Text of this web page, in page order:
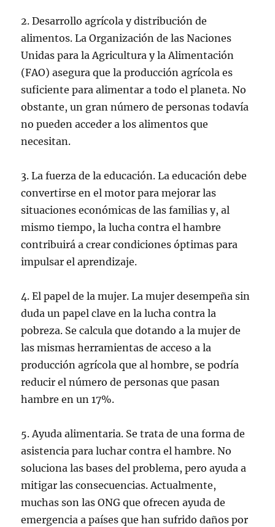
2. Desarrollo agrícola y distribución de
alimentos. La Organización de las Naciones
Unidas para la Agricultura y la Alimentación
(FAO) asegura que la producción agrícola es
suficiente para alimentar a todo el planeta. No
obstante, un gran número de personas todavía
no pueden acceder a los alimentos que
necesitan.
3. La fuerza de la educación. La educación debe
convertirse en el motor para mejorar las
situaciones económicas de las familias y, al
mismo tiempo, la lucha contra el hambre
contribuirá a crear condiciones óptimas para
impulsar el aprendizaje.
4. El papel de la mujer. La mujer desempeña sin
duda un papel clave en la lucha contra la
pobreza. Se calcula que dotando a la mujer de
las mismas herramientas de acceso a la
producción agrícola que al hombre, se podría
reducir el número de personas que pasan
hambre en un 17%.
5. Ayuda alimentaria. Se trata de una forma de
asistencia para luchar contra el hambre. No
soluciona las bases del problema, pero ayuda a
mitigar las consecuencias. Actualmente,
muchas son las ONG que ofrecen ayuda de
emergencia a países que han sufrido daños por